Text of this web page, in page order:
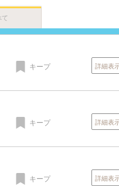
て
キープ 詳細表
キープ 詳細表
キープ 詳細表